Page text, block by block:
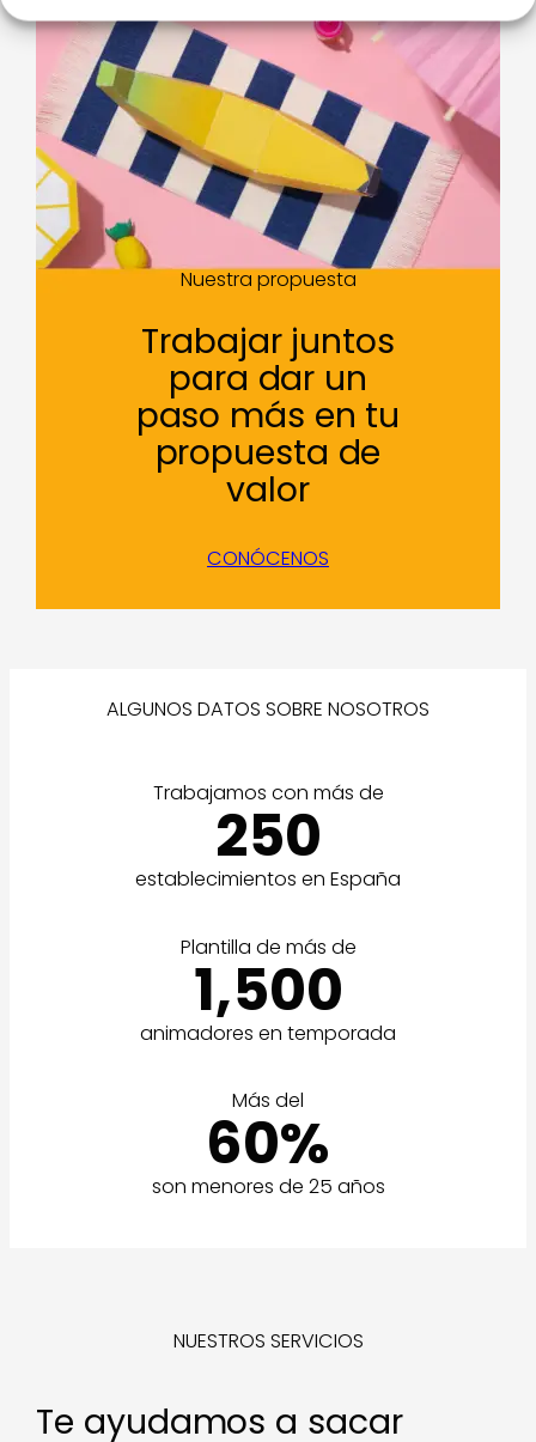
Nuestra propuesta
Trabajar juntos
para dar un
paso más en tu
propuesta de
valor
CONÓCENOS
ALGUNOS DATOS SOBRE NOSOTROS
Trabajamos con más de
250
establecimientos en España
Plantilla de más de
1,500
animadores en temporada
Más del
60%
son menores de 25 años
NUESTROS SERVICIOS
Te ayudamos a sacar